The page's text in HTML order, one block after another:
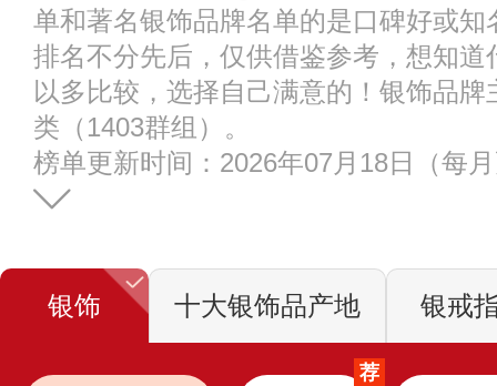
单和著名银饰品牌名单的是口碑好或
排名不分先后，仅供借鉴参考，想知
以多比较，选择自己满意的！银饰品
类（1403群组）。
榜单更新时间：2026年07月18日（每
银饰 十大银饰品产地 银戒
荐